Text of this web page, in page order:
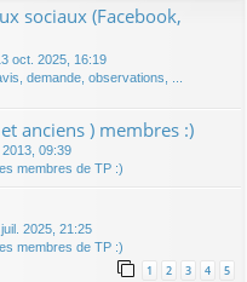
sociaux (Facebook,
oct. 2025, 16:19
demande, observations, ...
anciens ) membres :)
09:39
membres de TP :)
2025, 21:25
membres de TP :)
1 2 3 4 5